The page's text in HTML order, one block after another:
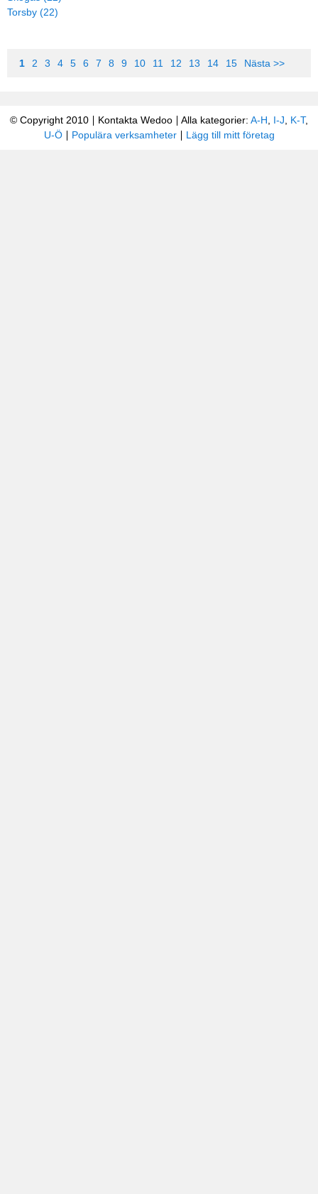
Torsby (22)
1 2 3 4 5 6 7 8 9 10 11 12 13 14 15 Nästa >>
© Copyright 2010 Kontakta Wedoo Alla kategorier: A-H I-J K-T,
U-Ö
Populära verksamheter Lägg till mitt företag